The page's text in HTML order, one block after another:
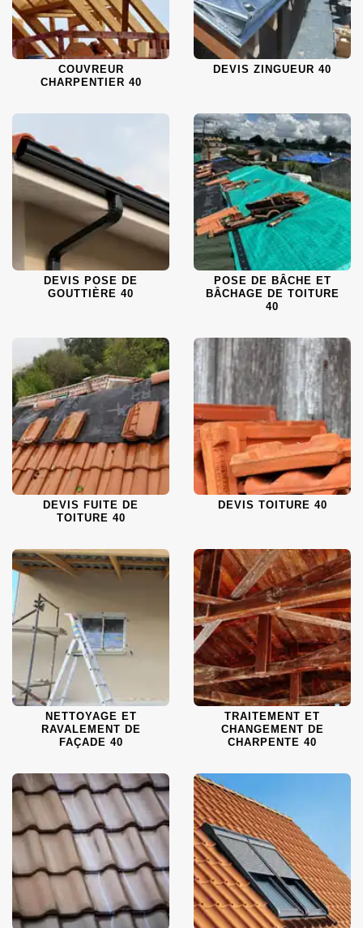
COUVREUR
CHARPENTIER 40
DEVIS ZINGUEUR 40
DEVIS POSE DE
GOUTTIÈRE 40
POSE DE BÂCHE ET
BÂCHAGE DE TOITURE
40
DEVIS FUITE DE
TOITURE 40
DEVIS TOITURE 40
NETTOYAGE ET
RAVALEMENT DE
FAÇADE 40
TRAITEMENT ET
CHANGEMENT DE
CHARPENTE 40